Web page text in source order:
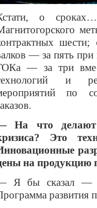
о
шести;
— за пять
— за три
и
по
На что делают
Это
на продукцию
Я бы сказал —
развития